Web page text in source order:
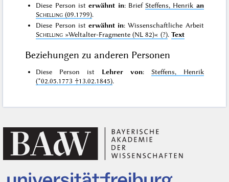
Diese Person isterwähnt in: Brief Steffens, Henrik an
Schelling (09.1799).
Diese Person ist erwähnt in: Wissenschaftliche Arbeit
Schelling »Weltalter-Fragmente (NL 82)« (?).Text
Beziehungen zu anderen Personen
Diese Person ist Lehrer von: Steffens, Henrik
(*02.05.1773 †13.02.1845).